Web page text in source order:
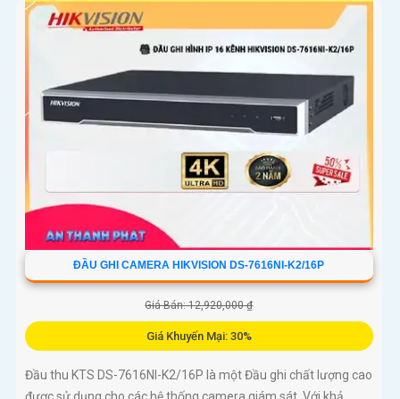
ĐẦU GHI CAMERA HIKVISION DS-7616NI-K2/16P
Giá Bán: 12,920,000 ₫
Giá Khuyến Mại: 30%
Đầu thu KTS DS-7616NI-K2/16P là một Đầu ghi chất lượng cao